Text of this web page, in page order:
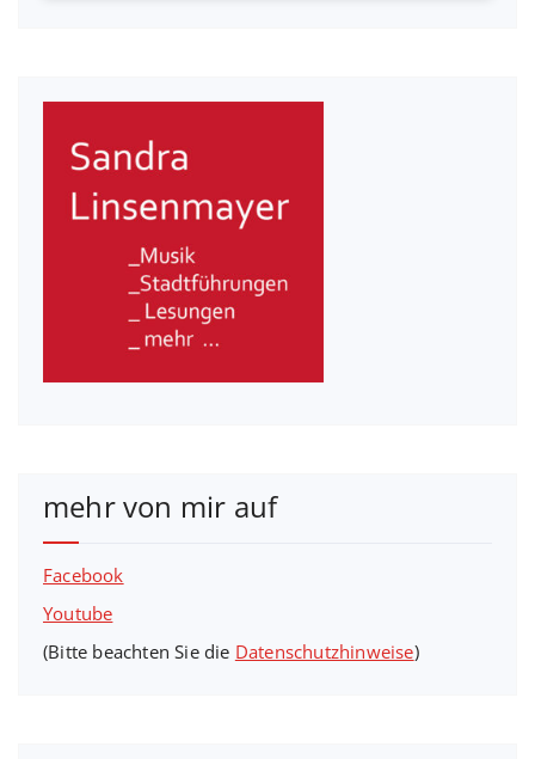
mehr von mir auf
Facebook
Youtube
(Bitte beachten Sie die Datenschutzhinweise)